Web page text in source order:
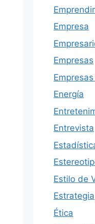
Empresa
Empresas
Energía
Entrevista
Estilo de
Estrategia
Ética